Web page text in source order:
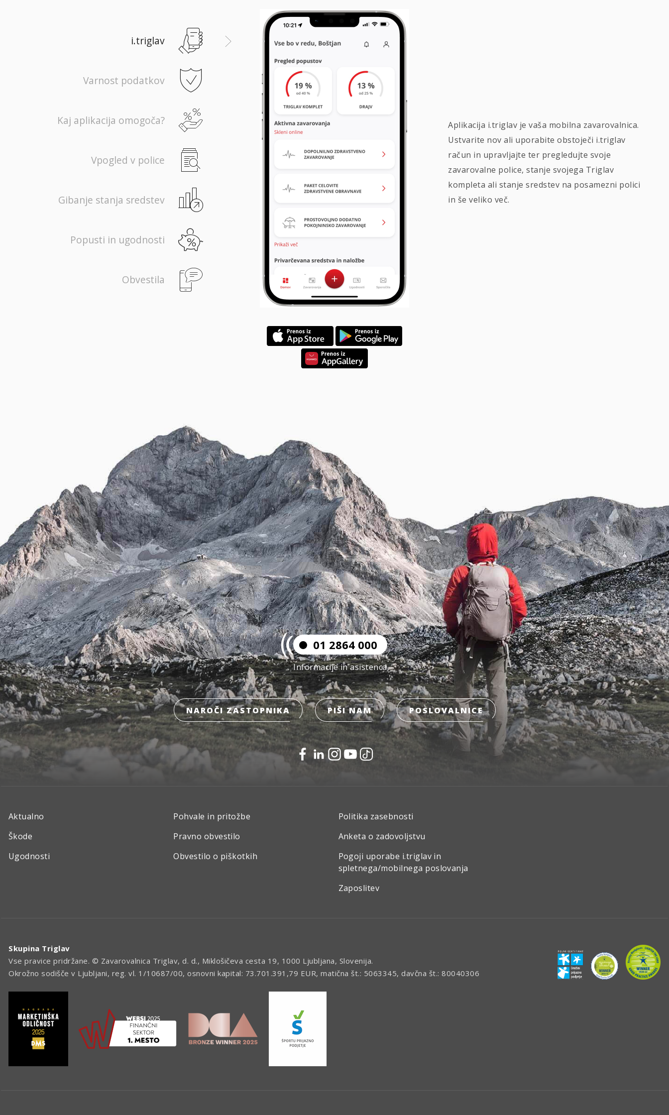
i.triglav
Varnost podatkov
Kaj aplikacija omogoča?
Vpogled v police
Gibanje stanja sredstev
Popusti in ugodnosti
Obvestila
Aplikacija i.triglav je vaša mobilna zavarovalnica.
Ustvarite nov ali uporabite obstoječi i.triglav
račun in upravljajte ter pregledujte svoje
zavarovalne police, stanje svojega Triglav
kompleta ali stanje sredstev na posamezni polici
in še veliko več.
01 2864 000
Informacije in asistenca
NAROČI ZASTOPNIKA PIŠI NAM POSLOVALNICE
Aktualno
Škode
Ugodnosti
Pohvale in pritožbe
Pravno obvestilo
Obvestilo o piškotkih
Politika zasebnosti
Anketa o zadovoljstvu
Pogoji uporabe i.triglav in
spletnega/mobilnega poslovanja
Zaposlitev
Skupina Triglav
Vse pravice pridržane. © Zavarovalnica Triglav, d. d., Miklošičeva cesta 19, 1000 Ljubljana, Slovenija.
Okrožno sodišče v Ljubljani, reg. vl. 1/10687/00, osnovni kapital: 73.701.391,79 EUR, matična št.: 5063345, davčna št.: 80040306